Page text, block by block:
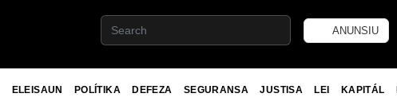
ANUNSIU
ELEISAUN POLÍTIKA DEFEZA SEGURANSA JUSTISA LEI KAPITÁL